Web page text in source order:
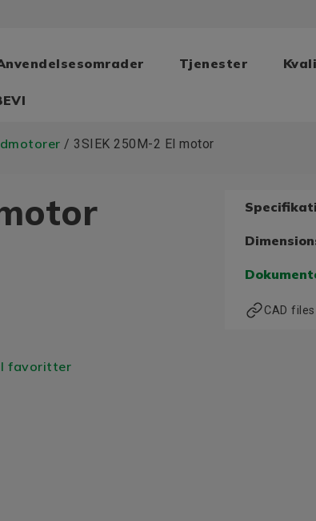
Tjenester
/ 3SIEK 250M-2 El motor
favoritter
CAD